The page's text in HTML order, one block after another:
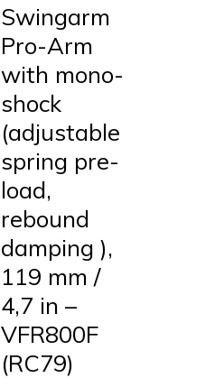
Swingarm
Pro-Arm
with mono-
shock
(adjustable
spring pre-
load,
rebound
damping ),
119 mm /
4,7 in –
VFR800F
(RC79)